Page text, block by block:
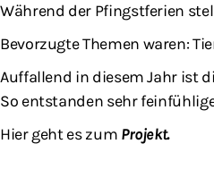
Während der Pfingstferien
Bevorzugte Themen waren:
Auffallend in diesem Jahr ist
So entstanden sehr
Hier geht es zum Projekt.